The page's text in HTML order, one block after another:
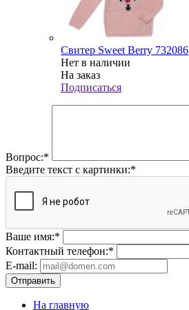
Свитер Sweet Berry 732086
Нет в наличии
На заказ
Подписаться
Вопрос:*
Введите текст с картинки:*
Ваше имя:*
Контактный телефон:*
E-mail:
Отправить
На главную